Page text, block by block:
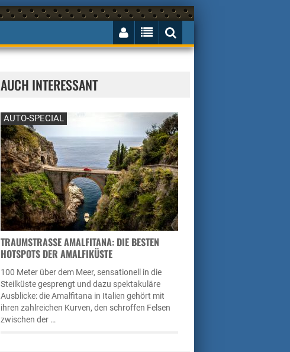
AUCH INTERESSANT
AUTO-SPECIAL
TRAUMSTRASSE AMALFITANA: DIE BESTEN H
OTSPOTS DER AMALFIKÜSTE
100 Meter über dem Meer, sensationell in die
Steilküste gesprengt und dazu spektakuläre
Ausblicke: die Amalfitana in Italien gehört mit
ihren zahlreichen Kurven, den schroffen Felsen
zwischen der …